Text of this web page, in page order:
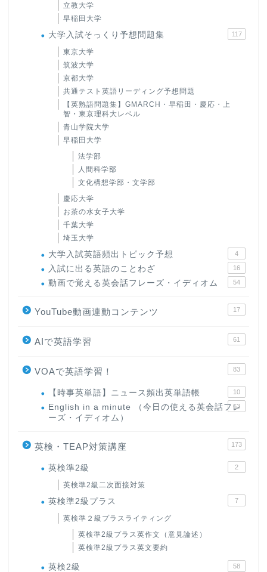
立教大学
早稲田大学
大学入試そっくり予想問題集 117
東京大学
筑波大学
京都大学
共通テスト英語リーディング予想問題
【英熟語問題集】GMARCH・早稲田・慶応・上
智・東京理科大レベル
青山学院大学
早稲田大学
法学部
人間科学部
文化構想学部・文学部
慶応大学
お茶の水女子大学
千葉大学
埼玉大学
大学入試英語頻出トピック予想 4
入試に出る英語のことわざ 16
動画で覚える英会話フレーズ・イディオム 54
YouTube動画連動コンテンツ 17
AIで英語学習 61
VOAで英語学習！ 83
【時事英単語】ニュース頻出英単語帳 10
English in a minute （今日の使える英会話フレ
ーズ・イディオム）
63
英検・TEAP対策講座 173
英検準2級 2
英検準2級二次面接対策
英検準2級プラス 7
英検準２級プラスライティング
英検準2級プラス英作文（意見論述）
英検準2級プラス英文要約
英検2級 58